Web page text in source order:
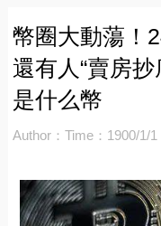
幣圈大動蕩！
還有人“賣房
是什么幣
Author： Time：1900/1/1